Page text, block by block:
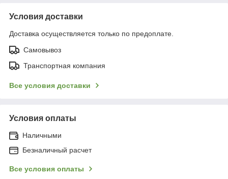
Условия доставки
Доставка осуществляется только по предоплате.
Самовывоз
Транспортная компания
Все условия доставки
Условия оплаты
Наличными
Безналичный расчет
Все условия оплаты